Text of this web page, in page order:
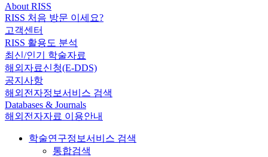
About RISS
RISS 처음 방문 이세요?
고객센터
RISS 활용도 분석
최신/인기 학술자료
해외자료신청(E-DDS)
공지사항
해외전자정보서비스 검색
Databases & Journals
해외전자자료 이용안내
학술연구정보서비스 검색
통합검색